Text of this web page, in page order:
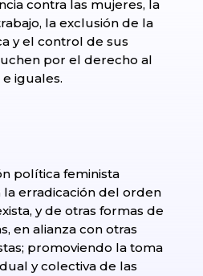
contra las mujeres, la
la exclusión de la
y el control de sus
por el derecho al
iguales.
política feminista
erradicación del orden
y de otras formas de
en alianza con otras
promoviendo la toma
y colectiva de las